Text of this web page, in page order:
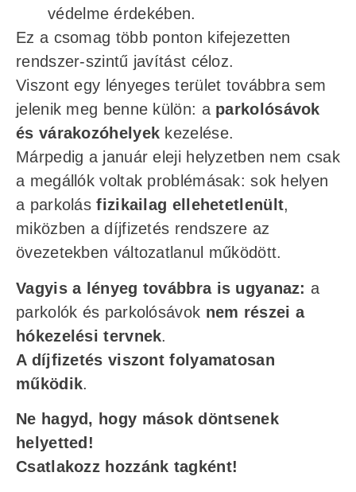
védelme érdekében.
Ez a csomag több ponton kifejezetten
rendszer-szintű javítást céloz.
Viszont egy lényeges terület továbbra sem
jelenik meg benne külön: a parkolósávok
és várakozóhelyek kezelése.
Márpedig a január eleji helyzetben nem csak
a megállók voltak problémásak: sok helyen
a parkolásfizikailag ellehetetlenült,
miközben a díjfizetés rendszere az
övezetekben változatlanul működött.
Vagyis a lényeg továbbra is ugyanaz: a
parkolók és parkolósávok nem részei a
hókezelési tervnek.
A díjfizetés viszont folyamatosan
működik.
Ne hagyd, hogy mások döntsenek
helyetted!
Csatlakozz hozzánk tagként!